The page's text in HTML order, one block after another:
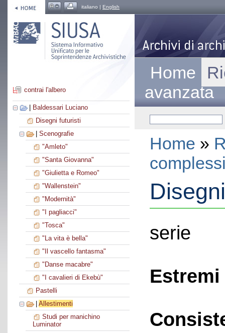
italiano | English
contrai l'albero
Baldessari Luciano
Disegni futuristi
Scenografie
"Amleto"
"Santa Giovanna"
"Giulietta e Romeo"
"Wallenstein"
"Modernità"
"I pagliacci"
"Tosca"
"La vita è bella"
"Il vascello fantasma"
"Danse macabre"
"I cavalieri di Ekebù"
Pastelli
Allestimenti
Studi per manichino
Luminator
Home
avanzata
Home »
serie